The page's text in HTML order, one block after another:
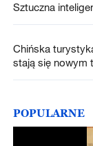
Sztuczna
Chińska
stają się nowym
POPULARNE